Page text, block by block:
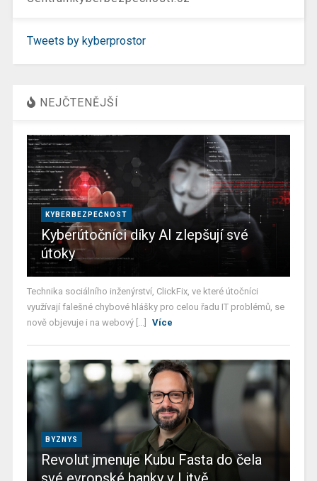
Tweets by kyberprostor
NEJČTENĚJŠÍ
KYBERBEZPEČNOST
Kyberútočníci díky AI zlepšují své
útoky
Technika sociálního inženýrství, ClickFix, ve které útočníci
využívají falešné chybové hlášky pro celou řadu IT problémů, se
nově objevuje i na webový [...]
Více
BYZNYS
Revolut jmenuje Kubu Fasta do čela